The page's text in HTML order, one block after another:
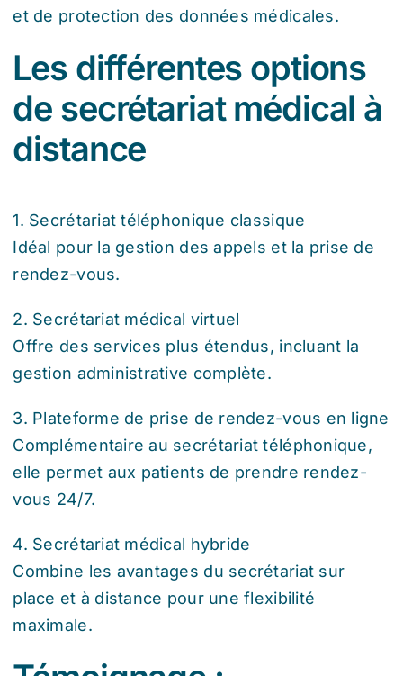
et de protection des données médicales.
Les différentes options
de secrétariat médical à
distance
1. Secrétariat téléphonique classique
Idéal pour la gestion des appels et la prise de
rendez-vous.
2. Secrétariat médical virtuel
Offre des services plus étendus, incluant la
gestion administrative complète.
3. Plateforme de prise de rendez-vous en ligne
Complémentaire au secrétariat téléphonique,
elle permet aux patients de prendre rendez-
vous 24/7.
4. Secrétariat médical hybride
Combine les avantages du secrétariat sur
place et à distance pour une flexibilité
maximale.